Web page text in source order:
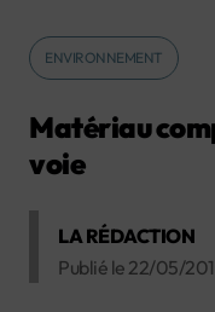
ENVIRONNEMENT
Matériau
voie
LA RÉDACTION
Publié le 22/05/